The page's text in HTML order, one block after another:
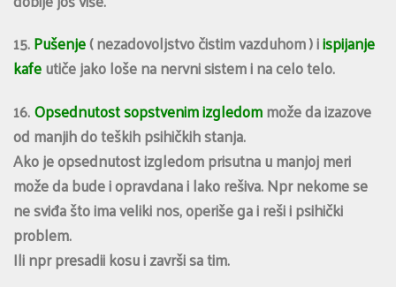
15.Pušenje( nezadovoljstvo čistim vazduhom ) iispijanje
kafeutiče jako loše na nervni sistem i na celo telo.
16.Opsednutost sopstvenim izgledommože da izazove
od manjih do teških psihičkih stanja.
Ako je opsednutost izgledom prisutna u manjoj meri
može da bude i opravdana i lako rešiva. Npr nekome se
ne sviđa što ima veliki nos, operiše ga i reši i psihički
problem.
Ili npr presadii kosu i završi sa tim.